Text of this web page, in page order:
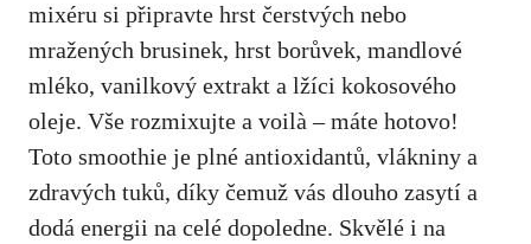
mixéru si připravte hrst čerstvých nebo
mražených brusinek, hrst borůvek, mandlové
mléko, vanilkový extrakt a lžíci kokosového
oleje. Vše rozmixujte a voilà – máte hotovo!
Toto smoothie je plné antioxidantů, vlákniny a
zdravých tuků, díky čemuž vás dlouho zasytí a
dodá energii na celé dopoledne. Skvělé i na